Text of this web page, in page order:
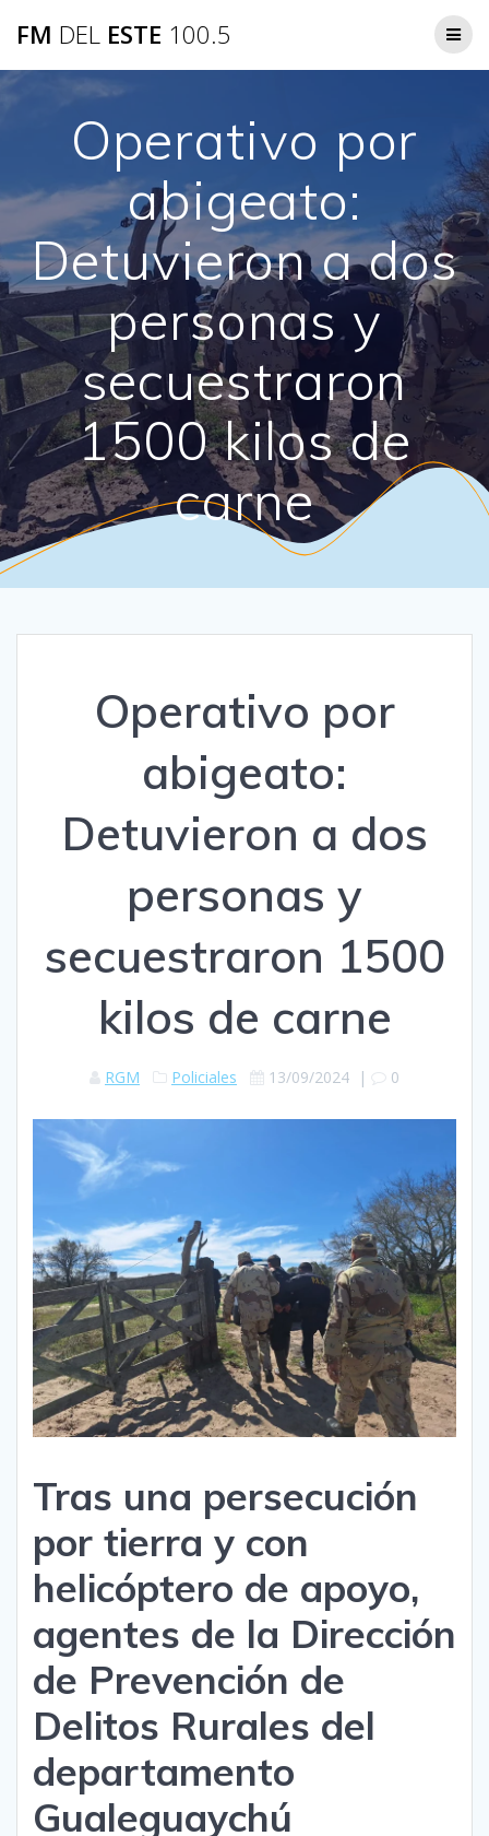
FM DEL ESTE 100.5
Operativo por
abigeato:
Detuvieron a dos
personas y
secuestraron
1500 kilos de
carne
Operativo por
abigeato:
Detuvieron a dos
personas y
secuestraron 1500
kilos de carne
RGM Policiales 13/09/2024 | 0
Tras una persecución
por tierra y con
helicóptero de apoyo,
agentes de la Dirección
de Prevención de
Delitos Rurales del
departamento
Gualeguaychú